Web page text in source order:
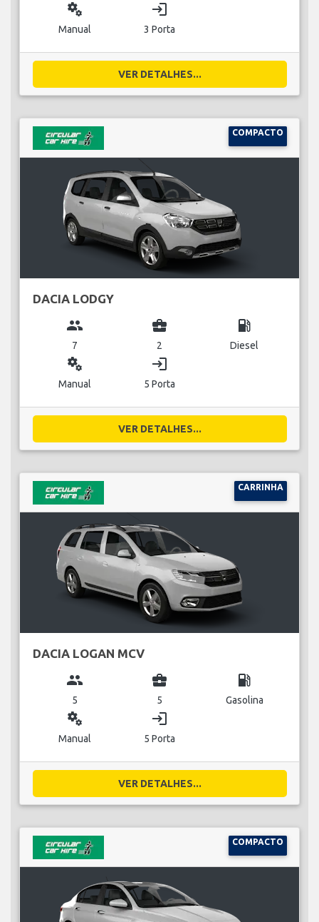
miscellaneous_services
Manual
login
3 Porta
VER DETALHES...
COMPACTO
DACIA LODGY
group
7
business_center
2
local_gas_station
Diesel
miscellaneous_services
Manual
login
5 Porta
VER DETALHES...
CARRINHA
DACIA LOGAN MCV
group
5
business_center
5
local_gas_station
Gasolina
miscellaneous_services
Manual
login
5 Porta
VER DETALHES...
COMPACTO